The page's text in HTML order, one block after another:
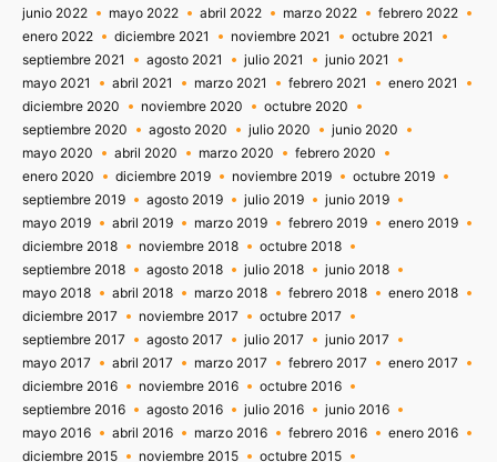
junio 2022
mayo 2022 abril 2022 marzo 2022
febrero 2022
enero 2022
diciembre 2021 noviembre 2021
octubre 2021
septiembre 2021
agosto 2021 julio 2021
junio 2021
mayo 2021
abril 2021 marzo 2021 febrero 2021
enero 2021
diciembre 2020
noviembre 2020
octubre 2020
septiembre 2020
agosto 2020 julio 2020
junio 2020
mayo 2020
abril 2020 marzo 2020
febrero 2020
enero 2020
diciembre 2019 noviembre 2019
octubre 2019
septiembre 2019
agosto 2019 julio 2019
junio 2019
mayo 2019
abril 2019 marzo 2019 febrero 2019
enero 2019
diciembre 2018
noviembre 2018
octubre 2018
septiembre 2018
agosto 2018 julio 2018
junio 2018
mayo 2018
abril 2018 marzo 2018 febrero 2018
enero 2018
diciembre 2017
noviembre 2017
octubre 2017
septiembre 2017
agosto 2017 julio 2017
junio 2017
mayo 2017
abril 2017 marzo 2017 febrero 2017
enero 2017
diciembre 2016
noviembre 2016
octubre 2016
septiembre 2016
agosto 2016 julio 2016
junio 2016
mayo 2016
abril 2016 marzo 2016 febrero 2016
enero 2016
diciembre 2015
noviembre 2015 octubre 2015